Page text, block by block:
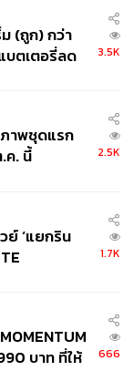
สนับสนุนการ
รรค์ ทุกคนมี
รย์แพทย์หรือ
ถนำเสนอความ
(ถูก) กว่า
บตเตอรี่ลด
3.5K
าพชุดแรก
ค. นี้
2.5K
ย์ ‘แยกริน
1.7K
บาท ที่ให้
666